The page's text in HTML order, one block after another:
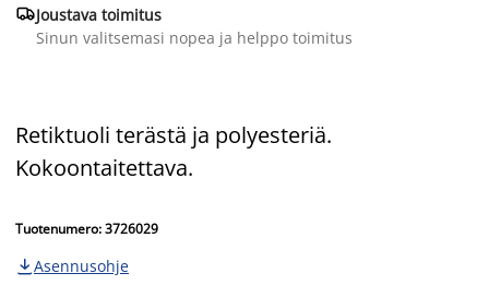
Joustava toimitus
Sinun valitsemasi nopea ja helppo toimitus
Retiktuoli terästä ja polyesteriä.
Kokoontaitettava.
Tuotenumero: 3726029
 Asennusohje